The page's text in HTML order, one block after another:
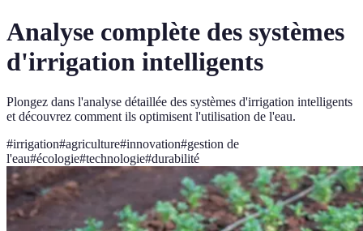
Analyse complète des systèmes
d'irrigation intelligents
Plongez dans l'analyse détaillée des systèmes d'irrigation intelligents
et découvrez comment ils optimisent l'utilisation de l'eau.
#irrigation#agriculture#innovation#gestion de
l'eau#écologie#technologie#durabilité